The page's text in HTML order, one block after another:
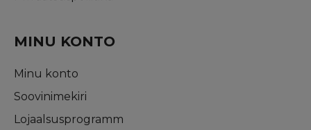
MINU KONTO
Minu konto
Soovinimekiri
Lojaalsusprogramm